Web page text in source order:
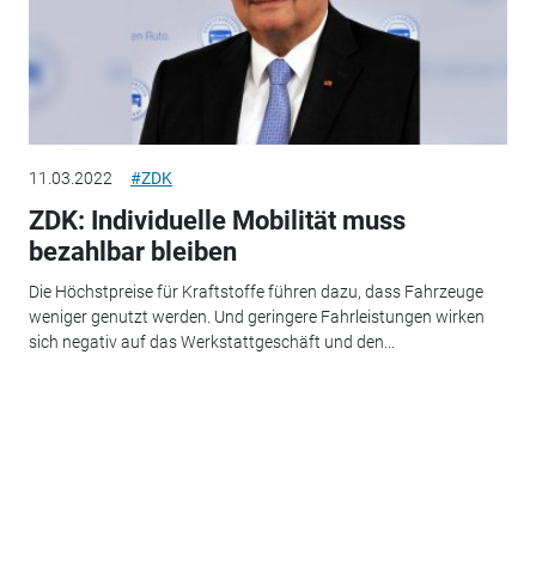
11.03.2022 #ZDK
ZDK: Individuelle Mobilität muss
bezahlbar bleiben
Die Höchstpreise für Kraftstoffe führen dazu, dass Fahrzeuge
weniger genutzt werden. Und geringere Fahrleistungen wirken
sich negativ auf das Werkstattgeschäft und den...